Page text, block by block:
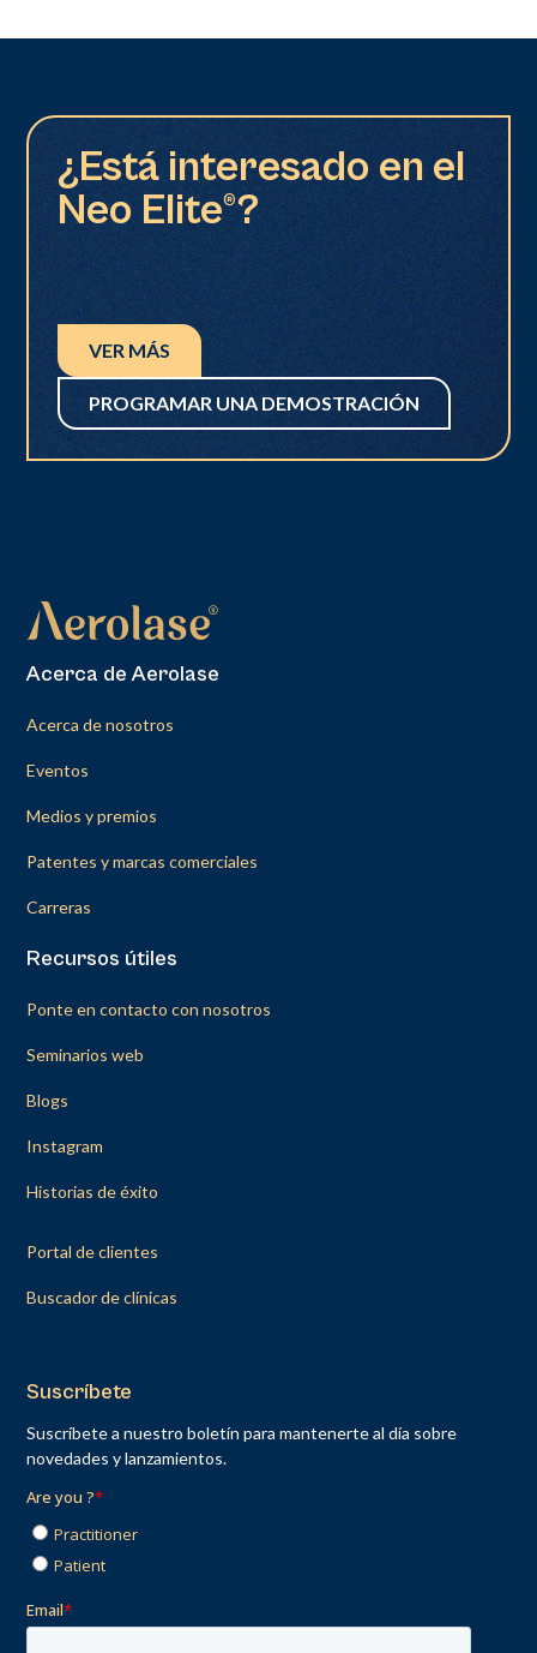
¿Está interesado en el
Neo Elite®?
VER MÁS
PROGRAMAR UNA DEMOSTRACIÓN
Acerca de Aerolase
Acerca de nosotros
Eventos
Medios y premios
Patentes y marcas comerciales
Carreras
Recursos útiles
Ponte en contacto con nosotros
Seminarios web
Blogs
Instagram
Historias de éxito
Portal de clientes
Buscador de clínicas
Suscríbete
Suscríbete a nuestro boletín para mantenerte al día sobre
novedades y lanzamientos.